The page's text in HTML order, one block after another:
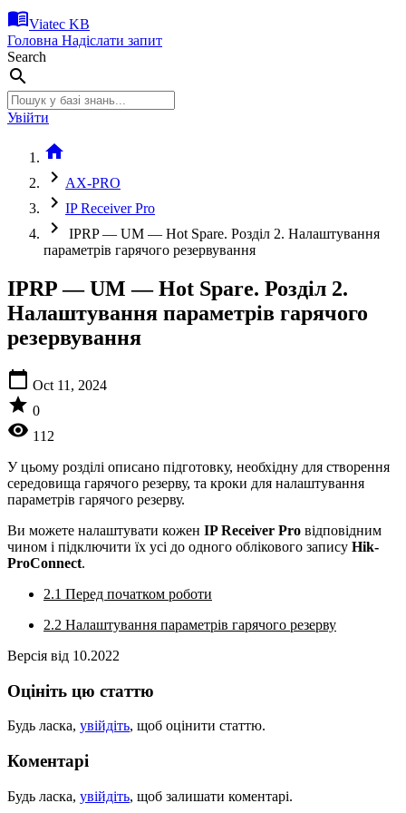
menu_bookViatec KB
Головна Надіслати запит
Search
search
Увійти
home
chevron_right AX-PRO
chevron_right IP Receiver Pro
chevron_right
IPRP — UM — Hot Spare. Розділ 2. Налаштування
параметрів гарячого резервування
IPRP — UM — Hot Spare. Розділ 2.
Налаштування параметрів гарячого
резервування
calendar_today Oct 11, 2024
star 0
visibility 112
У цьому розділі описано підготовку, необхідну для створення
середовища гарячого резерву, та кроки для налаштування
параметрів гарячого резерву.
Ви можете налаштувати кожен IP Receiver Pro відповідним
чином і підключити їх усі до одного облікового запису Hik-
ProConnect.
2.1 Перед початком роботи
2.2 Налаштування параметрів гарячого резерву
Версія від 10.2022
Оцініть цю статтю
Будь ласка, увійдіть, щоб оцінити статтю.
Коментарі
Будь ласка, увійдіть, щоб залишати коментарі.